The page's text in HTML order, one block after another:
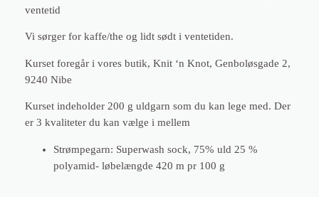
.
0
.
3
ventetid
Vi sørger for kaffe/the og lidt sødt i ventetiden.
Kurset foregår i vores butik, Knit ‘n Knot, Genboløsgade 2,
9240 Nibe
Kurset indeholder 200 g uldgarn som du kan lege med. Der
er 3 kvaliteter du kan vælge i mellem
Strømpegarn: Superwash sock, 75% uld 25 %
polyamid- løbelængde 420 m pr 100 g